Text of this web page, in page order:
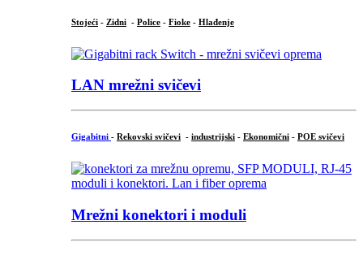
Stojeći - Zidni - Police - Fioke - Hlađenje
LAN mrežni svičevi
Gigabitni - Rekovski svičevi - industrijski - Ekonomični - POE svičevi
Mrežni konektori i moduli